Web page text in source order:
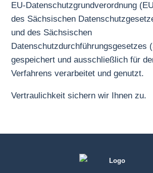
EU-Datenschutzgrundverordnung
des Sächsischen
und des Sächsischen
Datenschutzdurchführungsgesetzes
gespeichert und ausschließlich für
Verfahrens verarbeitet und genutzt.
Vertraulichkeit sichern wir Ihnen zu.